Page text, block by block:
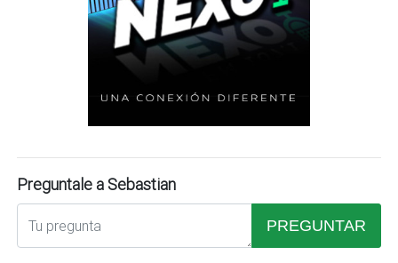
Preguntale a Sebastian
PREGUNTAR